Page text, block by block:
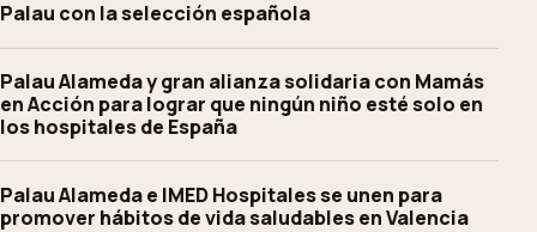
Palau con la selección española
Palau Alameda y gran alianza solidaria con Mamás
en Acción para lograr que ningún niño esté solo en
los hospitales de España
Palau Alameda e IMED Hospitales se unen para
promover hábitos de vida saludables en Valencia